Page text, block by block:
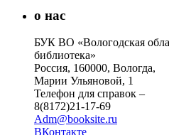
о нас
БУК ВО «Вологодская
библиотека»
Россия, 160000, Вологда,
Марии Ульяновой, 1
Телефон для справок –
8(8172)21-17-69
Adm@booksite.ru
ВКонтакте